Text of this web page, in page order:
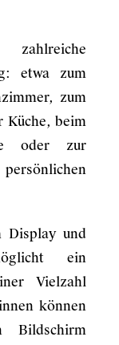
etwa zum
zum
Küche, beim
oder zur
Display und
ein
Vielzahl
können
Bildschirm